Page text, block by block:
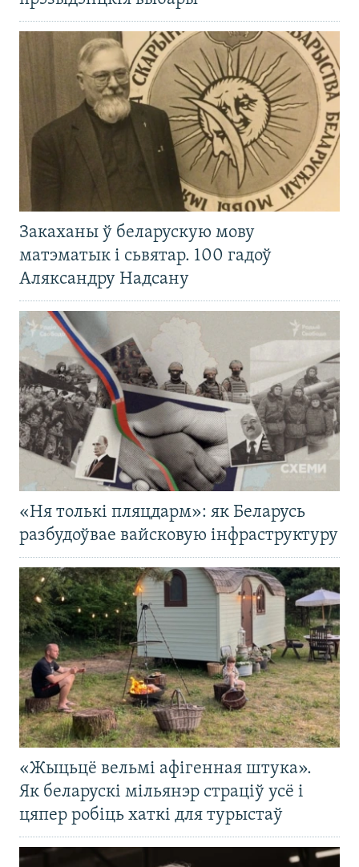
Закаханы ў беларускую мову
матэматык і сьвятар. 100 гадоў
Аляксандру Надсану
«Ня толькі пляцдарм»: як Беларусь
разбудоўвае вайсковую інфраструктуру
«Жыцьцё вельмі афігенная штука».
Як беларускі мільянэр страціў усё і
цяпер робіць хаткі для турыстаў